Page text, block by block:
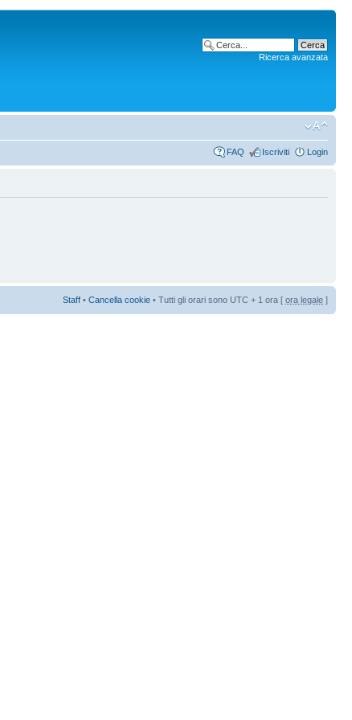
Ricerca avanzata
FAQ Iscriviti Login
Staff • Cancella cookie • Tutti gli orari sono UTC + 1 ora [ ora legale ]